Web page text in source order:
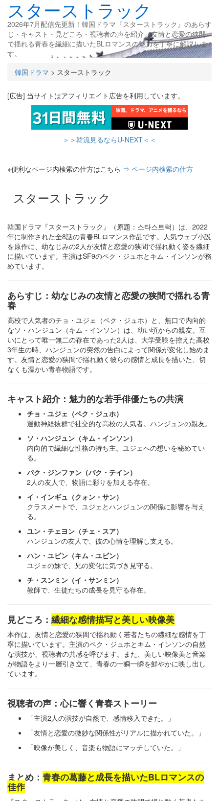
スターストラック
2026年7月配信先更新！韓国ドラマ『スターストラック』のあらす
じ・キャスト・見どころ・視聴者の声を紹介。友情と恋愛の狭間
で揺れる青春を繊細に描いたBLロマンスの魅力を丁寧に解説しま
す。
韓国ドラマ > スターストラック
[広告] 当サイトはアフィリエイト広告を利用しています。
＞＞韓流見るならU-NEXT＜＜
※便利なページ内検索の仕方はこちら ⇒ ページ内検索の仕方
スターストラック
韓国ドラマ『スターストラック』（原題：스타스트럭）は、2022
年に制作された全8話の青春BLロマンス作品です。人気ウェブ小説
を原作に、幼なじみの2人が友情と恋愛の狭間で揺れ動く姿を繊細
に描いています。主演はSF9のペク・ジュホとキム・インソンが務
めています。
あらすじ：幼なじみの友情と恋愛の狭間で揺れる青
春
高校で人気者のチョ・ユジェ（ペク・ジュホ）と、無口で内向的
なソ・ハンジュン（キム・インソン）は、幼い頃からの親友。互
いにとって唯一無二の存在であった2人は、大学受験を控えた高校
3年生の時、ハンジュンの突然の告白によって関係が変化し始めま
す。友情と恋愛の狭間で揺れ動く彼らの感情と成長を描いた、切
なくも温かい青春物語です。
キャスト紹介：魅力的な若手俳優たちの共演
チョ・ユジェ（ペク・ジュホ）
運動神経抜群で社交的な高校の人気者。ハンジュンの親友。
ソ・ハンジュン（キム・インソン）
内向的で繊細な性格の持ち主。ユジェへの想いを秘めてい
る。
パク・ジンファン（パク・テイン）
2人の友人で、物語に彩りを加える存在。
イ・インギュ（クォン・サン）
クラスメートで、ユジェとハンジュンの関係に影響を与え
る。
ユン・チェヨン（チェ・スア）
ハンジュンの友人で、彼の心情を理解し支える。
ハン・ユビン（キム・ユビン）
ユジェの妹で、兄の変化に気づき見守る。
チ・スンミン（イ・サンミン）
教師で、生徒たちの成長を見守る存在。
見どころ： 繊細な感情描写と美しい映像美
本作は、友情と恋愛の狭間で揺れ動く若者たちの繊細な感情を丁
寧に描いています。主演のペク・ジュホとキム・インソンの自然
な演技が、視聴者の共感を呼びます。また、美しい映像美と音楽
が物語をより一層引き立て、青春の一瞬一瞬を鮮やかに映し出し
ています。
視聴者の声：心に響く青春ストーリー
「主演2人の演技が自然で、感情移入できた。」
「友情と恋愛の微妙な関係性がリアルに描かれていた。」
「映像が美しく、音楽も物語にマッチしていた。」
まとめ： 青春の葛藤と成長を描いたBLロマンスの
佳作